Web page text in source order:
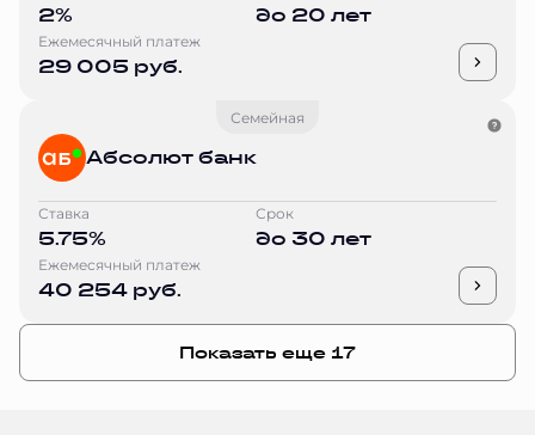
2% до 20 лет
Ежемесячный платеж
29 005 руб.
Семейная
Абсолют банк
Ставка
5.75%
Срок
до 30 лет
Ежемесячный платеж
40 254 руб.
Показать еще 17